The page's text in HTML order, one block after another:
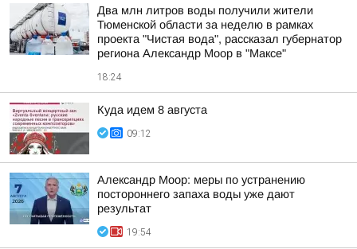
Два млн литров воды получили жители
Тюменской области за неделю в рамках
проекта "Чистая вода", рассказал губернатор
региона Александр Моор в "Максе"
18:24
Куда идем 8 августа
09:12
Александр Моор: меры по устранению
постороннего запаха воды уже дают
результат
19:54